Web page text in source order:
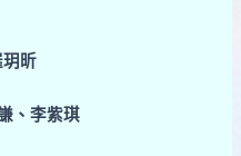
昕
、李紫琪